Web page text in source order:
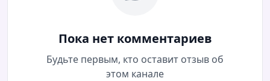
Пока нет комментариев
Будьте первым, кто оставит отзыв об
этом канале